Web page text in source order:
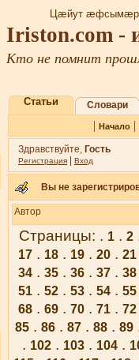
Цæйут
Iriston.com -
Кто не помнит
Статьи Словари
| Начало
Здравствуйте, Гость
Регистрация Вход
Вы не
Автор
Страницы: . 1 .2
17 . 18 . 19 . 20 . 21
34 . 35 . 36 . 37 . 38
51 . 52 . 53 . 54 . 55
68 . 69 . 70 . 71 . 72
85 . 86 . 87 . 88 . 89
. 102 . 103 . 104 .